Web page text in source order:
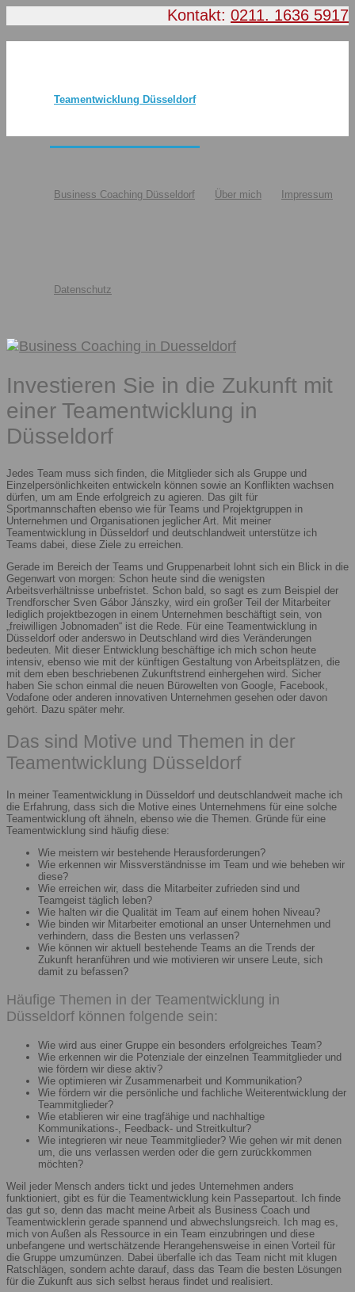
Kontakt: 0211. 1636 5917
Teamentwicklung Düsseldorf
Business Coaching Düsseldorf Über mich Impressum
Datenschutz
Investieren Sie in die Zukunft mit
einer Teamentwicklung in
Düsseldorf
Jedes Team muss sich finden, die Mitglieder sich als Gruppe und
Einzelpersönlichkeiten entwickeln können sowie an Konflikten wachsen
dürfen, um am Ende erfolgreich zu agieren. Das gilt für
Sportmannschaften ebenso wie für Teams und Projektgruppen in
Unternehmen und Organisationen jeglicher Art. Mit meiner
Teamentwicklung in Düsseldorf und deutschlandweit unterstütze ich
Teams dabei, diese Ziele zu erreichen.
Gerade im Bereich der Teams und Gruppenarbeit lohnt sich ein Blick in die
Gegenwart von morgen: Schon heute sind die wenigsten
Arbeitsverhältnisse unbefristet. Schon bald, so sagt es zum Beispiel der
Trendforscher Sven Gábor Jánszky, wird ein großer Teil der Mitarbeiter
lediglich projektbezogen in einem Unternehmen beschäftigt sein, von
„freiwilligen Jobnomaden“ ist die Rede. Für eine Teamentwicklung in
Düsseldorf oder anderswo in Deutschland wird dies Veränderungen
bedeuten. Mit dieser Entwicklung beschäftige ich mich schon heute
intensiv, ebenso wie mit der künftigen Gestaltung von Arbeitsplätzen, die
mit dem eben beschriebenen Zukunftstrend einhergehen wird. Sicher
haben Sie schon einmal die neuen Bürowelten von Google, Facebook,
Vodafone oder anderen innovativen Unternehmen gesehen oder davon
gehört. Dazu später mehr.
Das sind Motive und Themen in der
Teamentwicklung Düsseldorf
In meiner Teamentwicklung in Düsseldorf und deutschlandweit mache ich
die Erfahrung, dass sich die Motive eines Unternehmens für eine solche
Teamentwicklung oft ähneln, ebenso wie die Themen. Gründe für eine
Teamentwicklung sind häufig diese:
Wie meistern wir bestehende Herausforderungen?
Wie erkennen wir Missverständnisse im Team und wie beheben wir
diese?
Wie erreichen wir, dass die Mitarbeiter zufrieden sind und
Teamgeist täglich leben?
Wie halten wir die Qualität im Team auf einem hohen Niveau?
Wie binden wir Mitarbeiter emotional an unser Unternehmen und
verhindern, dass die Besten uns verlassen?
Wie können wir aktuell bestehende Teams an die Trends der
Zukunft heranführen und wie motivieren wir unsere Leute, sich
damit zu befassen?
Häufige Themen in der Teamentwicklung in
Düsseldorf können folgende sein:
Wie wird aus einer Gruppe ein besonders erfolgreiches Team?
Wie erkennen wir die Potenziale der einzelnen Teammitglieder und
wie fördern wir diese aktiv?
Wie optimieren wir Zusammenarbeit und Kommunikation?
Wie fördern wir die persönliche und fachliche Weiterentwicklung der
Teammitglieder?
Wie etablieren wir eine tragfähige und nachhaltige
Kommunikations-, Feedback- und Streitkultur?
Wie integrieren wir neue Teammitglieder? Wie gehen wir mit denen
um, die uns verlassen werden oder die gern zurückkommen
möchten?
Weil jeder Mensch anders tickt und jedes Unternehmen anders
funktioniert, gibt es für die Teamentwicklung kein Passepartout. Ich finde
das gut so, denn das macht meine Arbeit als Business Coach und
Teamentwicklerin gerade spannend und abwechslungsreich. Ich mag es,
mich von Außen als Ressource in ein Team einzubringen und diese
unbefangene und wertschätzende Herangehensweise in einen Vorteil für
die Gruppe umzumünzen. Dabei überfalle ich das Team nicht mit klugen
Ratschlägen, sondern achte darauf, dass das Team die besten Lösungen
für die Zukunft aus sich selbst heraus findet und realisiert.